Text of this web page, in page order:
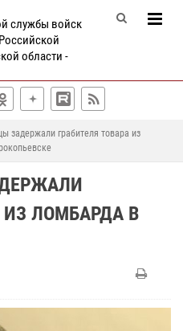
службы войск
области -
задержали грабителя товара из
ИЗ ЛОМБАРДА В